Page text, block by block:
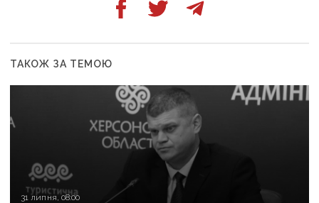
ТАКОЖ ЗА ТЕМОЮ
31 липня, 08:00